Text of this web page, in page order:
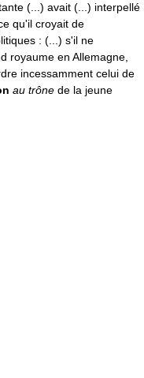
(...) avait (...) interpellé
qu'il croyait de
: (...) s'il ne
royaume en Allemagne,
incessamment celui de
au trône de la jeune